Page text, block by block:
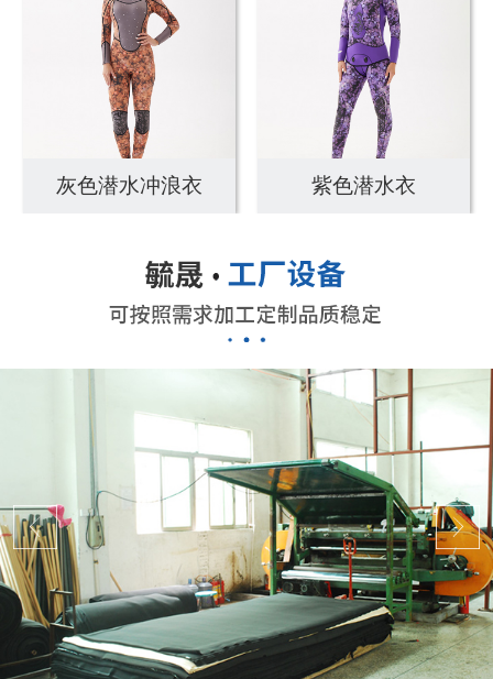
灰色潜水冲浪衣 紫色潜水衣